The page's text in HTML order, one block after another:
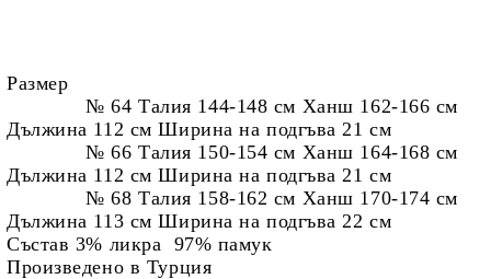
Размер
№ 64 Талия 144-148 см Ханш 162-166 см
Дължина 112 см Ширина на подгъва 21 см
№ 66 Талия 150-154 см Ханш 164-168 см
Дължина 112 см Ширина на подгъва 21 см
№ 68 Талия 158-162 см Ханш 170-174 см
Дължина 113 см Ширина на подгъва 22 см
Състав 3% ликра 97% памук
Произведено в Турция